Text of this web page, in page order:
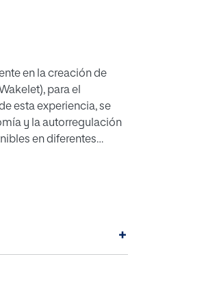
en la creación de
para el
esta experiencia, se
y la autorregulación
en diferentes
a través de un
a la percepción
de su autonomía y
+